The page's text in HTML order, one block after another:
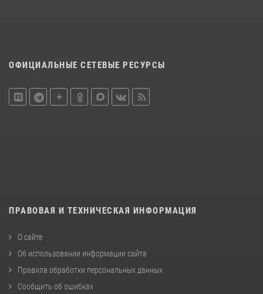
ОФИЦИАЛЬНЫЕ СЕТЕВЫЕ РЕСУРСЫ
ПРАВОВАЯ И ТЕХНИЧЕСКАЯ ИНФОРМАЦИЯ
О сайте
Об использовании информации сайта
Правила обработки персональных данных
Сообщить об ошибках